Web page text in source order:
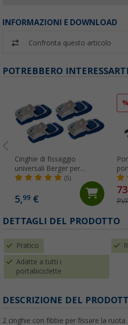
INFORMAZIONI E DOWNLOAD
Confronta questo articolo
POTREBBERO
Cinghie di fissaggio
universali Berger per
portabici 4 pezzi(5)
5,99 €
%
2
DETTAGLI DEL PRODOTTO
Pratico
Adatte a tutti i
portabiciclette
DESCRIZIONE DEL
2 cinghie con fibbie per fissare la